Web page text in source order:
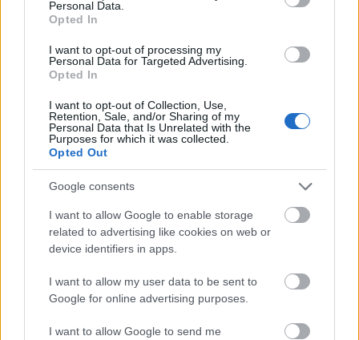
Personal Data.
Opted In
I want to opt-out of processing my
Personal Data for Targeted Advertising.
Opted In
I want to opt-out of Collection, Use,
Retention, Sale, and/or Sharing of my
Personal Data that Is Unrelated with the
Purposes for which it was collected.
Opted Out
Google consents
I want to allow Google to enable storage
related to advertising like cookies on web or
device identifiers in apps.
I want to allow my user data to be sent to
Google for online advertising purposes.
I want to allow Google to send me
Ανοικτές 1.779 θέσεις εργασίας στο
Δημόσιο (χωρίς πτυχίο)
Καιρός ΕΜΥ